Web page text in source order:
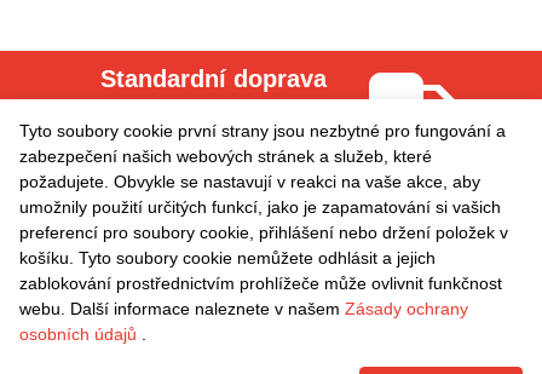
Standardní doprava
Odběr aktualit
Přihlášení
Informace
Tyto soubory cookie první strany jsou nezbytné pro fungování a
zabezpečení našich webových stránek a služeb, které
požadujete. Obvykle se nastavují v reakci na vaše akce, aby
umožnily použití určitých funkcí, jako je zapamatování si vašich
preferencí pro soubory cookie, přihlášení nebo držení položek v
košíku. Tyto soubory cookie nemůžete odhlásit a jejich
zablokování prostřednictvím prohlížeče může ovlivnit funkčnost
webu. Další informace naleznete v našem Zásady ochrany
osobních údajů